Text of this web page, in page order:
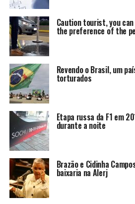
Caution tourist, you
the preference of the
Revendo o Brasil, um
torturados
Etapa russa da F1 em
durante a noite
Brazão e Cidinha
baixaria na Alerj